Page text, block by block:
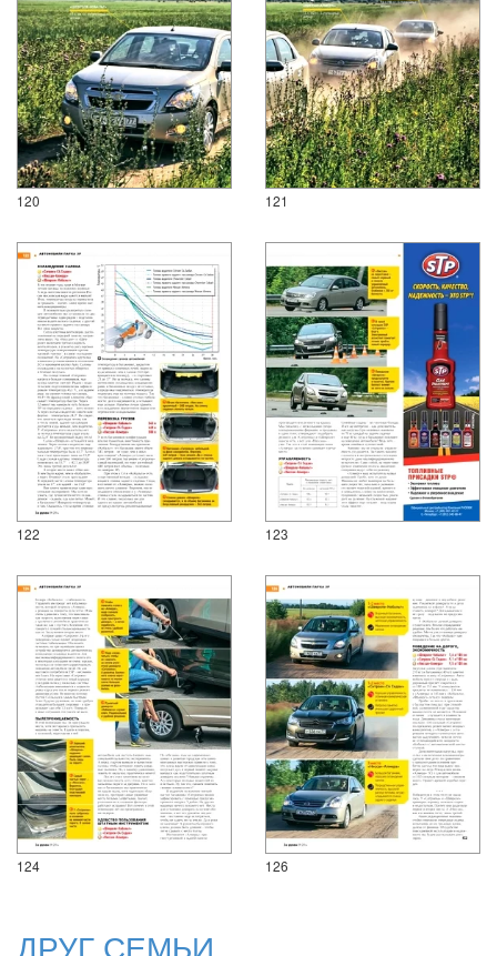
120 121
122 123
124 126
ДРУГ СЕМЬИ